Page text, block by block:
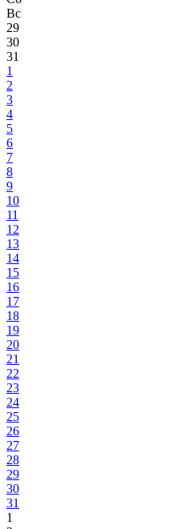
Вс
29
30
31
1
2
3
4
5
6
7
8
9
10
11
12
13
14
15
16
17
18
19
20
21
22
23
24
25
26
27
28
29
30
31
1